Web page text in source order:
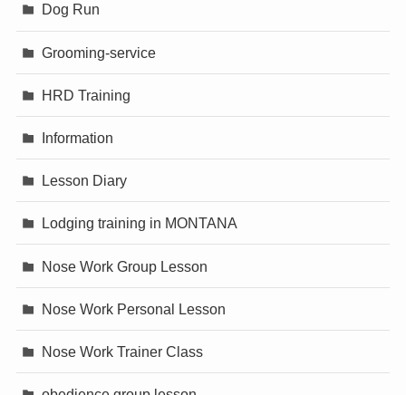
Dog Run
Grooming-service
HRD Training
Information
Lesson Diary
Lodging training in MONTANA
Nose Work Group Lesson
Nose Work Personal Lesson
Nose Work Trainer Class